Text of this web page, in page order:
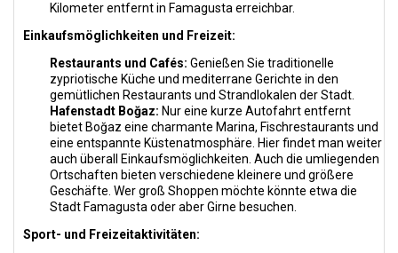
Kilometer entfernt in Famagusta erreichbar.
Einkaufsmöglichkeiten und Freizeit:
Restaurants und Cafés: Genießen Sie traditionelle
zypriotische Küche und mediterrane Gerichte in den
gemütlichen Restaurants und Strandlokalen der Stadt.
Hafenstadt Boğaz: Nur eine kurze Autofahrt entfernt
bietet Boğaz eine charmante Marina, Fischrestaurants und
eine entspannte Küstenatmosphäre. Hier findet man weiter
auch überall Einkaufsmöglichkeiten. Auch die umliegenden
Ortschaften bieten verschiedene kleinere und größere
Geschäfte. Wer groß Shoppen möchte könnte etwa die
Stadt Famagusta oder aber Girne besuchen.
Sport- und Freizeitaktivitäten: